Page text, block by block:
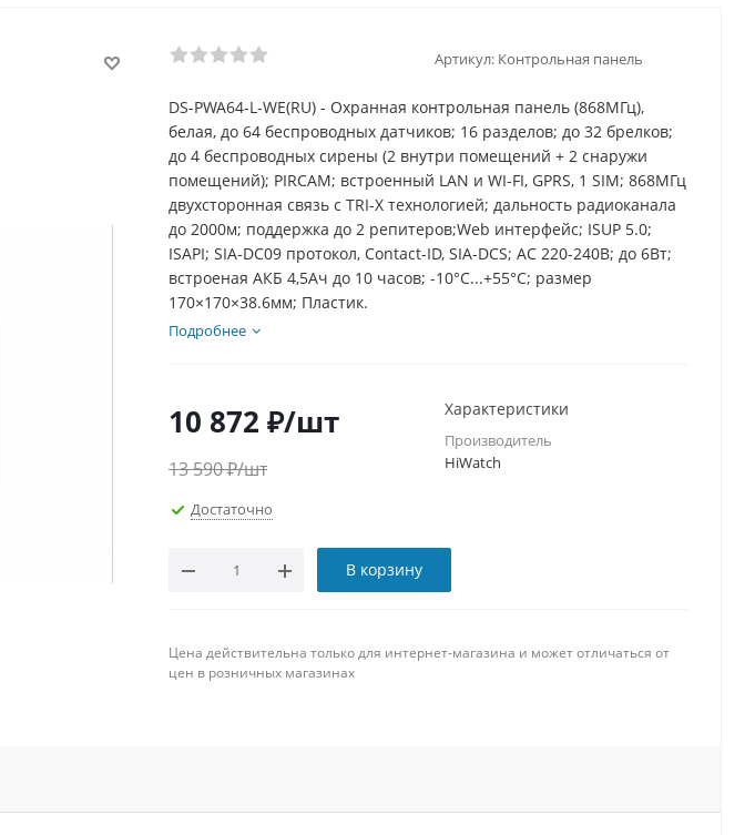
Артикул: Контрольная панель
DS-PWA64-L-WE(RU) - Охранная контрольная панель (868МГц),
белая, до 64 беспроводных датчиков; 16 разделов; до 32 брелков;
до 4 беспроводных сирены (2 внутри помещений + 2 снаружи
помещений); PIRCAM; встроенный LAN и WI-FI, GPRS, 1 SIM; 868МГц
двухсторонная связь с TRI-X технологией; дальность радиоканала
до 2000м; поддержка до 2 репитеров;Web интерфейс; ISUP 5.0;
ISAPI; SIA-DC09 протокол, Contact-ID, SIA-DCS; AC 220-240В; до 6Вт;
встроеная АКБ 4,5Ач до 10 часов; -10°C...+55°C; размер
170×170×38.6мм; Пластик.
Подробнее
10 872 ₽/шт
13 590₽/шт
Достаточно
В корзину
Характеристики
Производитель
HiWatch
Цена действительна только для интернет-магазина и может отличаться от
цен в розничных магазинах